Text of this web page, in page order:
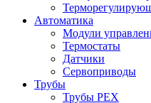
Автоматика
Модули
Термостаты
Датчики
Сервоприводы
Трубы
Трубы PEX